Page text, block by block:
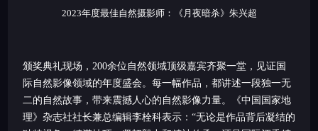
2023年度最佳自然摄影师：《月夜暗杀》朱兴超
颁奖典礼现场，200余位自然领域顶级嘉宾齐聚一堂，见证国
际自然影像领域的年度盛会。每一幅作品，都讲述一段独一无
二的自然故事，带来震撼人心的自然影像力量。《中国国家地
理》杂志社社长兼总编辑李栓科表示：“无论是作品背后凝结的